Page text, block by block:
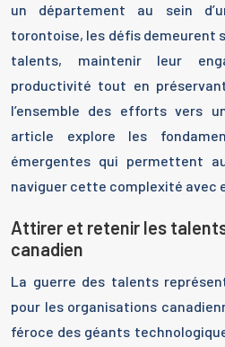
un département au sein
torontoise, les défis demeurent
talents, maintenir leur
productivité tout en
l’ensemble des efforts vers
article explore les
émergentes qui permettent
naviguer cette complexité avec
Attirer et retenir les
canadien
La guerre des talents
pour les organisations
féroce des géants